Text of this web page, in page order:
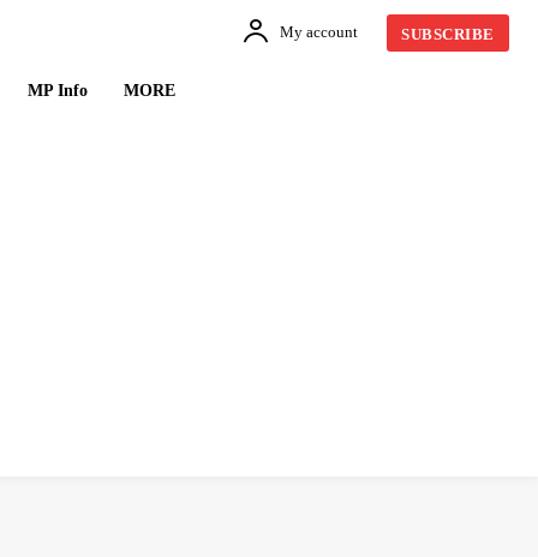
My account SUBSCRIBE
MP Info MORE